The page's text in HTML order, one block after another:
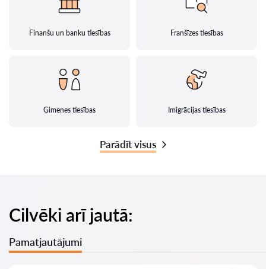
Finanšu un banku tiesības Franšīzes tiesības
Ģimenes tiesības Imigrācijas tiesības
Parādīt visus
Cilvēki arī jautā:
Pamatjautājumi